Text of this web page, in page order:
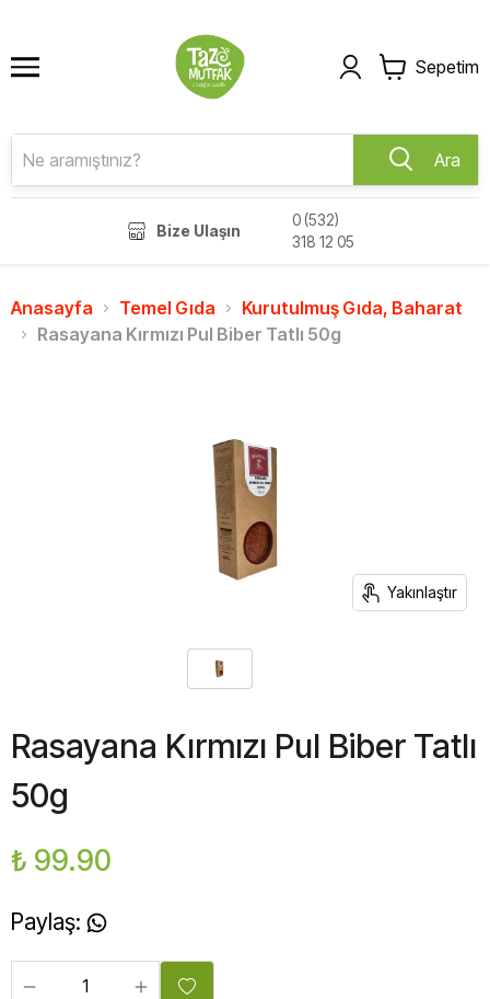
Sepetim
Ara
Bize Ulaşın
0 (532)
318 12 05
Anasayfa Temel Gıda
Kurutulmuş Gıda, Baharat
Rasayana Kırmızı Pul Biber Tatlı 50g
Yakınlaştır
Rasayana Kırmızı Pul Biber Tatlı
50g
₺ 99.90
Paylaş: